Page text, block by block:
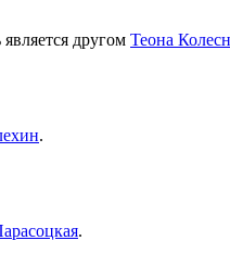
является другом Теона
.
.